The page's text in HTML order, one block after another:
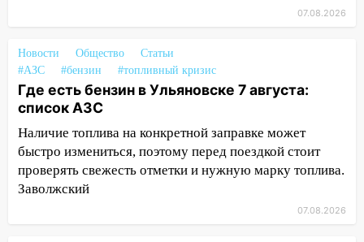
области привели в порядок детские
площадки
15:27
Прокуратура проверяет
15:08 В Кузоватово после прокурорской
проверки обновили разметку на
пешеходных переходах
На проспекте Гая в Ульяновске
07.08.2026
Новости Общество
Статьи
#АЗС
#бензин #топливный кризис
Где есть бензин в Ульяновске 7 августа:
список АЗС
Наличие топлива на конкретной заправке может
быстро измениться, поэтому перед поездкой стоит
проверять свежесть отметки и нужную марку топлива.
Заволжский
07.08.2026